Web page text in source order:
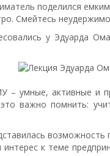
поделился
Смейтесь
у Эдуарда
– умные, активные и
важно помнить:
к теме